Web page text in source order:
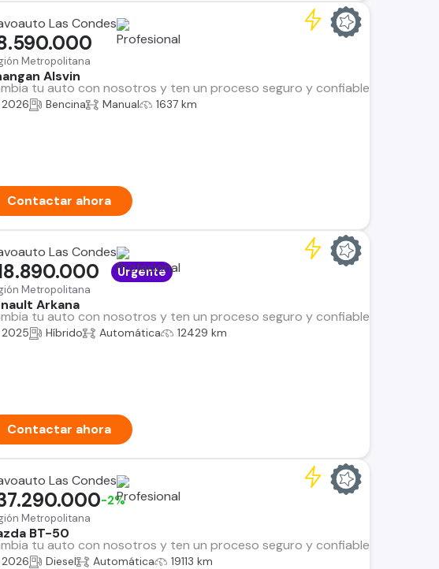
Las Condes
Metropolitana
Alsvin
tu auto con nosotros y ten un proceso seguro y confiable. Encuentra
2026 Bencina Manual 1637 km
Contactar ahora
Las Condes
Metropolitana
Arkana
tu auto con nosotros y ten un proceso seguro y confiable. Encuentra
Urgente
2025 Híbrido Automática 12429 km
Contactar ahora
Las Condes
Metropolitana
BT-50
tu auto con nosotros y ten un proceso seguro y confiable. Encuentra
-2%
2026 Diesel Automática 19113 km